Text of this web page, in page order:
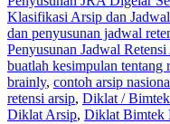
Klasifikasi Arsip dan
dan penyusunan jadwal
Penyusunan Jadwal
buatlah kesimpulan tentang
brainly, contoh arsip
retensi arsip, Diklat /
Diklat Arsip, Diklat Bimtek